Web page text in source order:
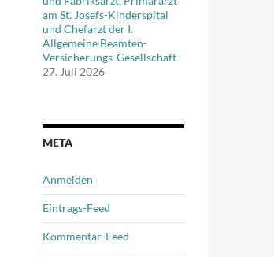
am St. Josefs-Kinderspital
und Chefarzt der I.
Allgemeine Beamten-
Versicherungs-Gesellschaft
27. Juli 2026
META
Anmelden
Eintrags-Feed
Kommentar-Feed